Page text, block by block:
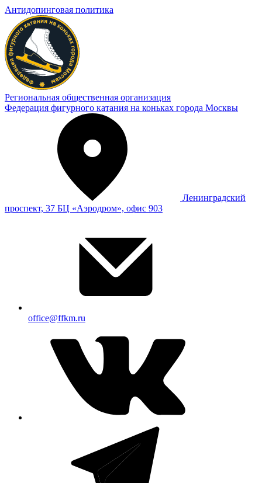
Антидопинговая политика
Региональная общественная организация
Федерация фигурного катания на коньках города Москвы
Ленинградский
проспект, 37 БЦ «Аэродром», офис 903
office@ffkm.ru